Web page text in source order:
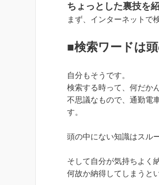
ちょっとした裏技を
まず、インターネットで
■検索ワードは
自分もそうです。
検索する時って、何だか
不思議なもので、通勤電
す。
頭の中にない知識はスル
そして自分が気持ちよく
何故か納得してしまうと